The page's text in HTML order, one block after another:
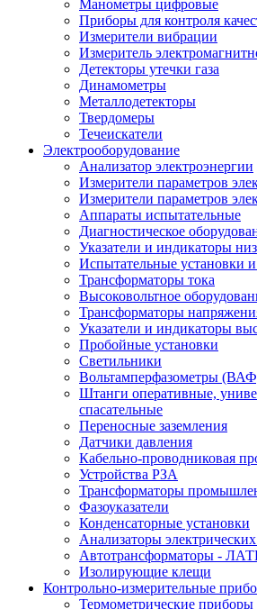
Манометры цифровые
Приборы для контроля
Измерители вибрации
Измеритель
Детекторы утечки газа
Динамометры
Металлодетекторы
Твердомеры
Течеискатели
Электрооборудование
Анализатор электроэнергии
Измерители параметров
Измерители параметров
Аппараты испытательные
Диагностическое
Указатели и индикаторы
Испытательные установки
Трансформаторы тока
Высоковольтное
Трансформаторы
Указатели и индикаторы
Пробойные установки
Светильники
Вольтамперфазометры
Штанги оперативные,
спасательные
Переносные заземления
Датчики давления
Кабельно-проводниковая
Устройства РЗА
Трансформаторы
Фазоуказатели
Конденсаторные установки
Анализаторы
Автотрансформаторы -
Изолирующие клещи
Контрольно-измерительные
Термометрические приборы